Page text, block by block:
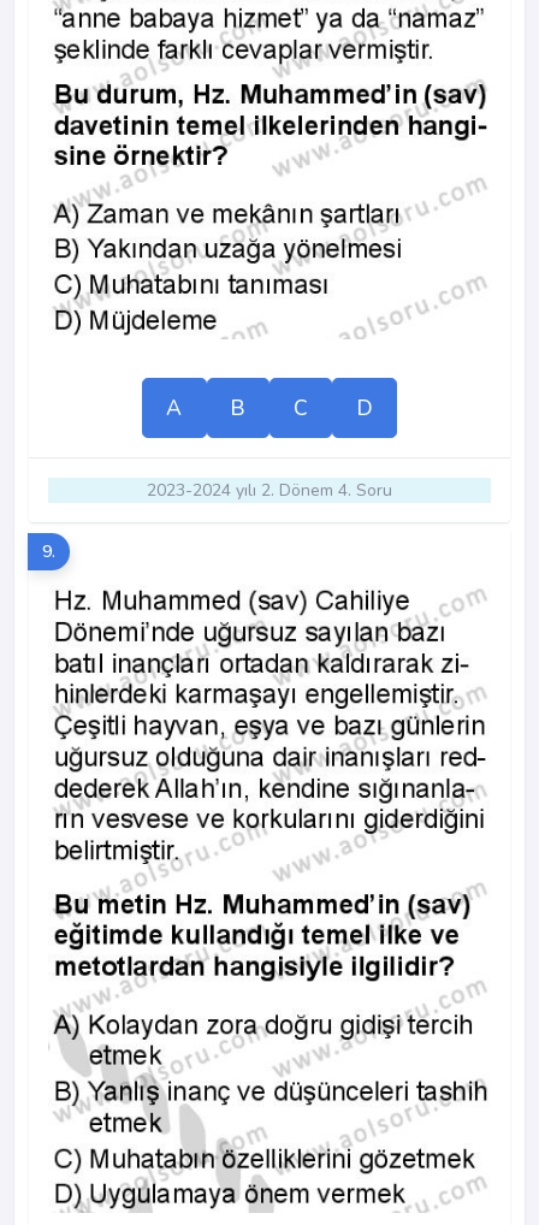
A B C D
2023-2024 yılı 2. Dönem 4. Soru
9.